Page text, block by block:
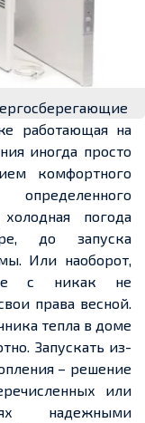
работающая на
иногда просто
комфортного
погода
до запуска
Или наоборот,
с никак не
права весной.
тепла в доме
Запускать из-
– решение
или
надежными